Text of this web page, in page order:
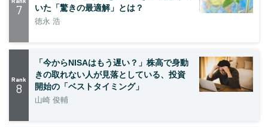
7
いた「驚きの最適解」とは？
徳永 浩
Rank
8
「今からNISAはもう遅い？」株高で身動
きの取れない人が見落としている、投資
開始の「ベストタイミング」
山崎 俊輔